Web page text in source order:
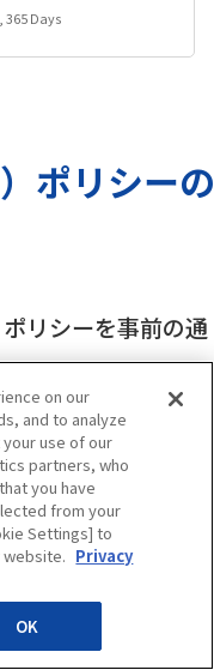
365 Days
ポリシー
リシーを事前の通
とがあります。更
）ポリシー
ー（Cookie）ポリ
レーション株式会
年8月1日最終改
on our
and to analyze
use of our
partners, who
you have
from your
Settings] to
Privacy
OK